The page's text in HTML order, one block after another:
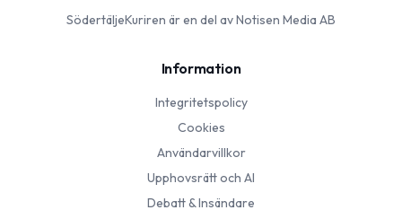
SödertäljeKuriren är en del av Notisen Media AB
Information
Integritetspolicy
Cookies
Användarvillkor
Upphovsrätt och AI
Debatt & Insändare